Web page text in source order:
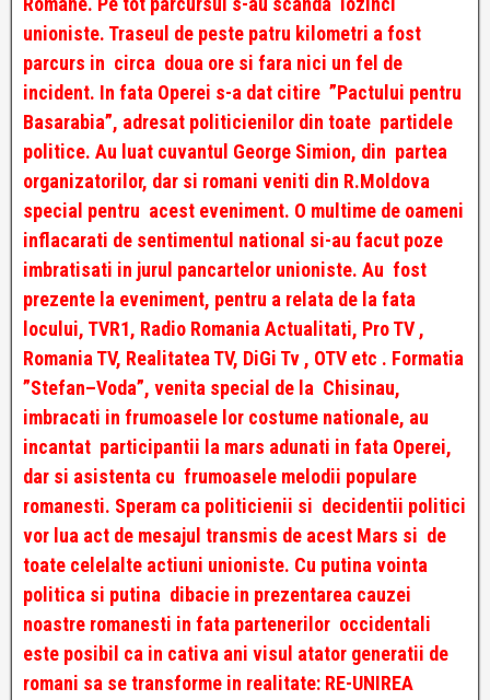
unioniste. Traseul de peste patru kilometri a fost
parcurs in circa doua ore si fara nici un fel de
incident. In fata Operei s-a dat citire ”Pactului pentru
Basarabia”, adresat politicienilor din toate partidele
politice. Au luat cuvantul George Simion, din partea
organizatorilor, dar si romani veniti din R.Moldova
special pentru acest eveniment. O multime de oameni
inflacarati de sentimentul national si-au facut poze
imbratisati in jurul pancartelor unioniste. Au fost
prezente la eveniment, pentru a relata de la fata
locului, TVR1, Radio Romania Actualitati, Pro TV ,
Romania TV, Realitatea TV, DiGi Tv , OTV etc . Formatia
”Stefan–Voda”, venita special de la Chisinau,
imbracati in frumoasele lor costume nationale, au
incantat participantii la mars adunati in fata Operei,
dar si asistenta cu frumoasele melodii populare
romanesti. Speram ca politicienii si decidentii politici
vor lua act de mesajul transmis de acest Mars si de
toate celelalte actiuni unioniste. Cu putina vointa
politica si putina dibacie in prezentarea cauzei
noastre romanesti in fata partenerilor occidentali
este posibil ca in cativa ani visul atator generatii de
romani sa se transforme in realitate: RE-UNIREA